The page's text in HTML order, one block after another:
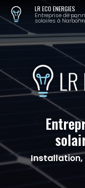
Aller
au
contenu
principal
LR ECO ENERGIES
Entreprise de panneaux
solaires à
Installation,